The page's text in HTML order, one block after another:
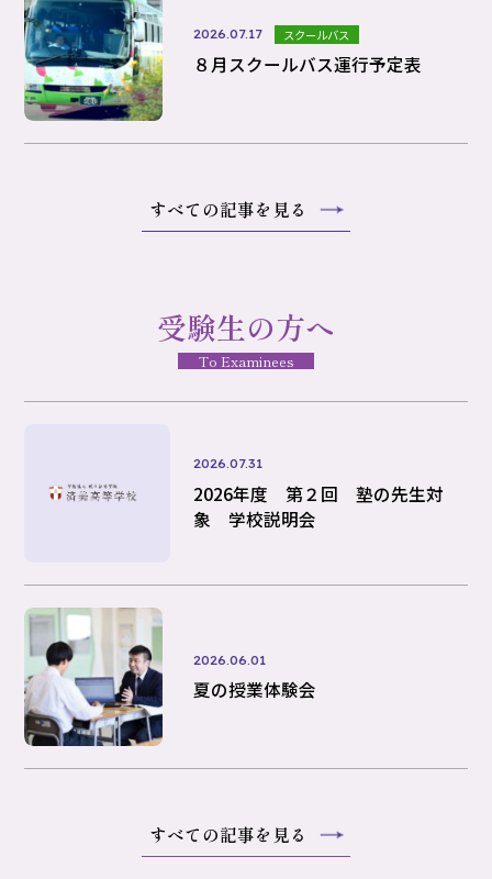
2026.07.17 スクールバス
８月スクールバス運行予定表
すべての記事を見る
受験生の方へ
To Examinees
2026.07.31
2026年度 第２回 塾の先生対
象 学校説明会
2026.06.01
夏の授業体験会
すべての記事を見る